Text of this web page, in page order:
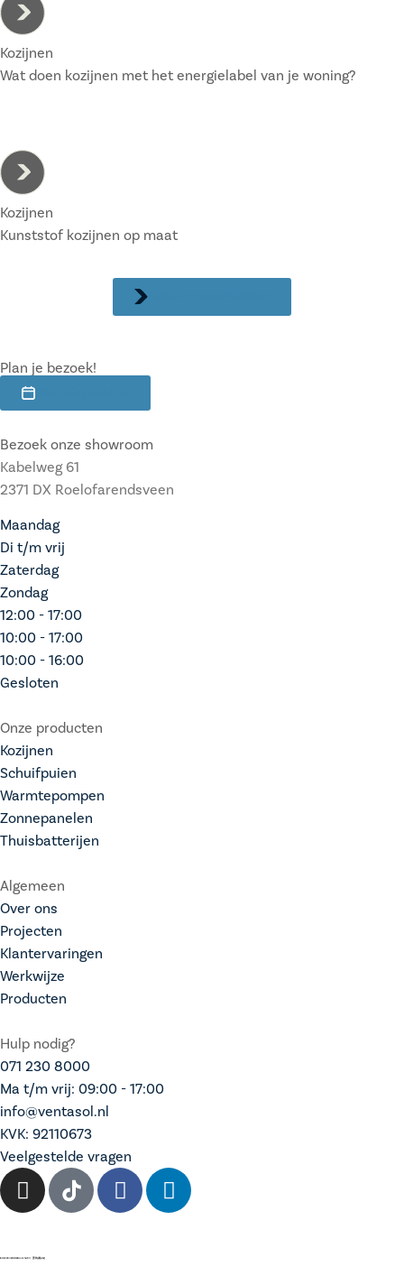
Kozijnen
Wat doen kozijnen met het energielabel van je woning?
Kozijnen
Kunststof kozijnen op maat
Plan je bezoek!
Bezoek onze showroom
Kabelweg 61
2371 DX Roelofarendsveen
Maandag
Di t/m vrij
Zaterdag
Zondag
12:00 - 17:00
10:00 - 17:00
10:00 - 16:00
Gesloten
Onze producten
Kozijnen
Schuifpuien
Warmtepompen
Zonnepanelen
Thuisbatterijen
Algemeen
Over ons
Projecten
Klantervaringen
Werkwijze
Producten
Hulp nodig?
071 230 8000
Ma t/m vrij: 09:00 - 17:00
info@ventasol.nl
KVK: 92110673
Veelgestelde vragen